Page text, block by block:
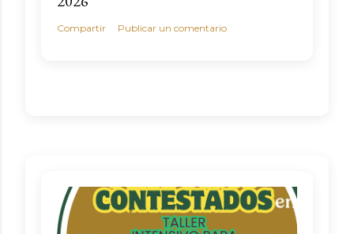
Compartir Publicar un comentario